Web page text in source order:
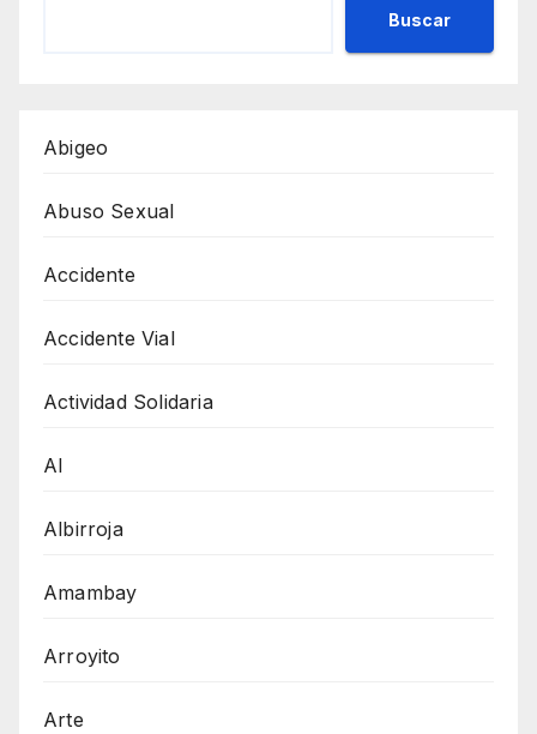
Buscar
Abigeo
Abuso Sexual
Accidente
Accidente Vial
Actividad Solidaria
AI
Albirroja
Amambay
Arroyito
Arte